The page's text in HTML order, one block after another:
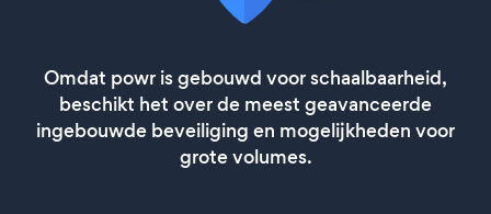
Omdat powr is gebouwd voor schaalbaarheid,
beschikt het over de meest geavanceerde
ingebouwde beveiliging en mogelijkheden voor
grote volumes.